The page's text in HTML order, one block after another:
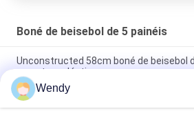
Boné de beisebol de 5 painéis
Unconstructed 58cm boné de beisebol
curvatura plástica
Tamanho personalizado do chapéu 56-
boné de beisebol do painel do bordado 5
Wendy